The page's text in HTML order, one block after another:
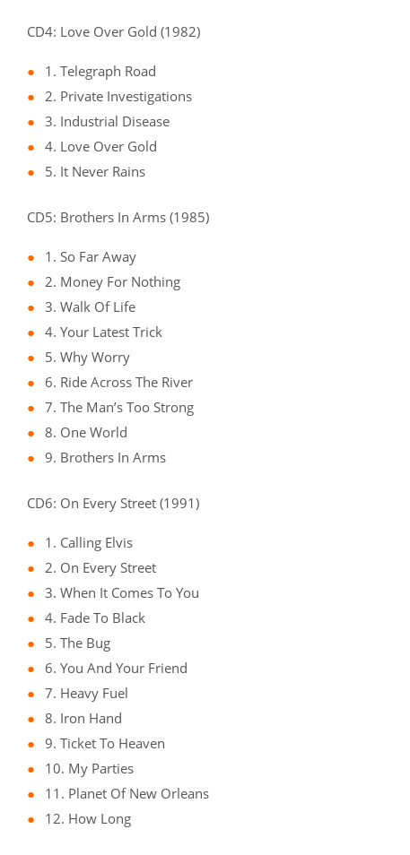
CD4: Love Over Gold (1982)
1. Telegraph Road
2. Private Investigations
3. Industrial Disease
4. Love Over Gold
5. It Never Rains
CD5: Brothers In Arms (1985)
1. So Far Away
2. Money For Nothing
3. Walk Of Life
4. Your Latest Trick
5. Why Worry
6. Ride Across The River
7. The Man’s Too Strong
8. One World
9. Brothers In Arms
CD6: On Every Street (1991)
1. Calling Elvis
2. On Every Street
3. When It Comes To You
4. Fade To Black
5. The Bug
6. You And Your Friend
7. Heavy Fuel
8. Iron Hand
9. Ticket To Heaven
10. My Parties
11. Planet Of New Orleans
12. How Long